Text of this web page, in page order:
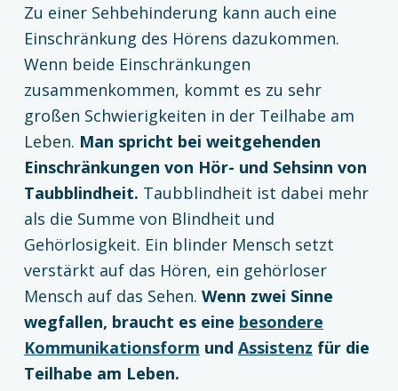
Zu einer Sehbehinderung kann auch eine
Einschränkung des Hörens dazukommen.
Wenn beide Einschränkungen
zusammenkommen, kommt es zu sehr
großen Schwierigkeiten in der Teilhabe am
Leben. Man spricht bei weitgehenden
Einschränkungen von Hör- und Sehsinn von
Taubblindheit. Taubblindheit ist dabei mehr
als die Summe von Blindheit und
Gehörlosigkeit. Ein blinder Mensch setzt
verstärkt auf das Hören, ein gehörloser
Mensch auf das Sehen. Wenn zwei Sinne
wegfallen, braucht es eine besondere
Kommunikationsform und Assistenz für die
Teilhabe am Leben.